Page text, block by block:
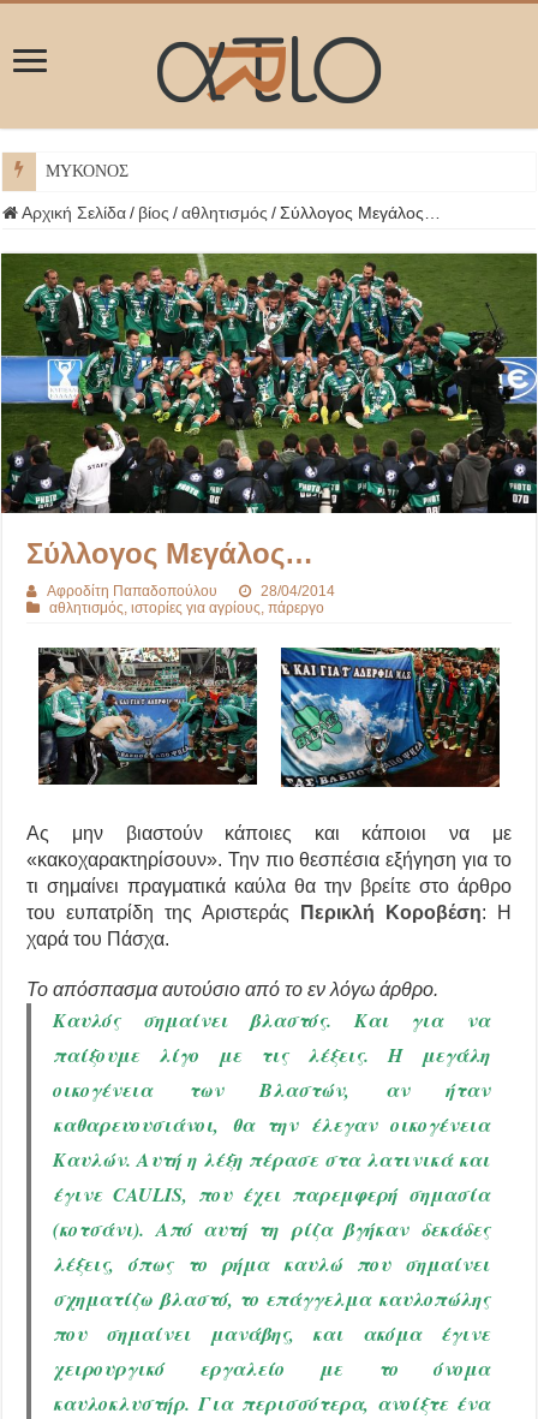
ΜΥΚΟΝΟΣ
Αρχική Σελίδα / βίος / αθλητισμός / Σύλλογος Μεγάλος…
Σύλλογος Μεγάλος…
Αφροδίτη Παπαδοπούλου
28/04/2014
αθλητισμός,ιστορίες για αγρίους,πάρεργο
Ας μην βιαστούν κάποιες και κάποιοι να με
«κακοχαρακτηρίσουν». Την πιο θεσπέσια εξήγηση για το
τι σημαίνει πραγματικά καύλα θα την βρείτε στο άρθρο
του ευπατρίδη της Αριστεράς
Περικλή Κοροβέση: Η
χαρά του Πάσχα.
Το απόσπασμα αυτούσιο από το εν λόγω άρθρο.
Καυλός σημαίνει βλαστός. Και για να
παίξουμε λίγο με τις λέξεις. Η μεγάλη
οικογένεια των Βλαστών, αν ήταν
καθαρευουσιάνοι, θα την έλεγαν οικογένεια
Καυλών. Αυτή η λέξη πέρασε στα λατινικά και
έγινε CAULIS, που έχει παρεμφερή σημασία
(κοτσάνι). Από αυτή τη ρίζα βγήκαν δεκάδες
λέξεις, όπως το ρήμα καυλώ που σημαίνει
σχηματίζω βλαστό, το επάγγελμα καυλοπώλης
που σημαίνει μανάβης, και ακόμα έγινε
χειρουργικό εργαλείο με το όνομα
καυλοκλυστήρ. Για περισσότερα, ανοίξτε ένα